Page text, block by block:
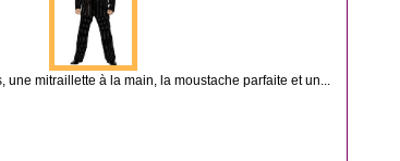
une mitraillette à la main, la moustache parfaite et un...